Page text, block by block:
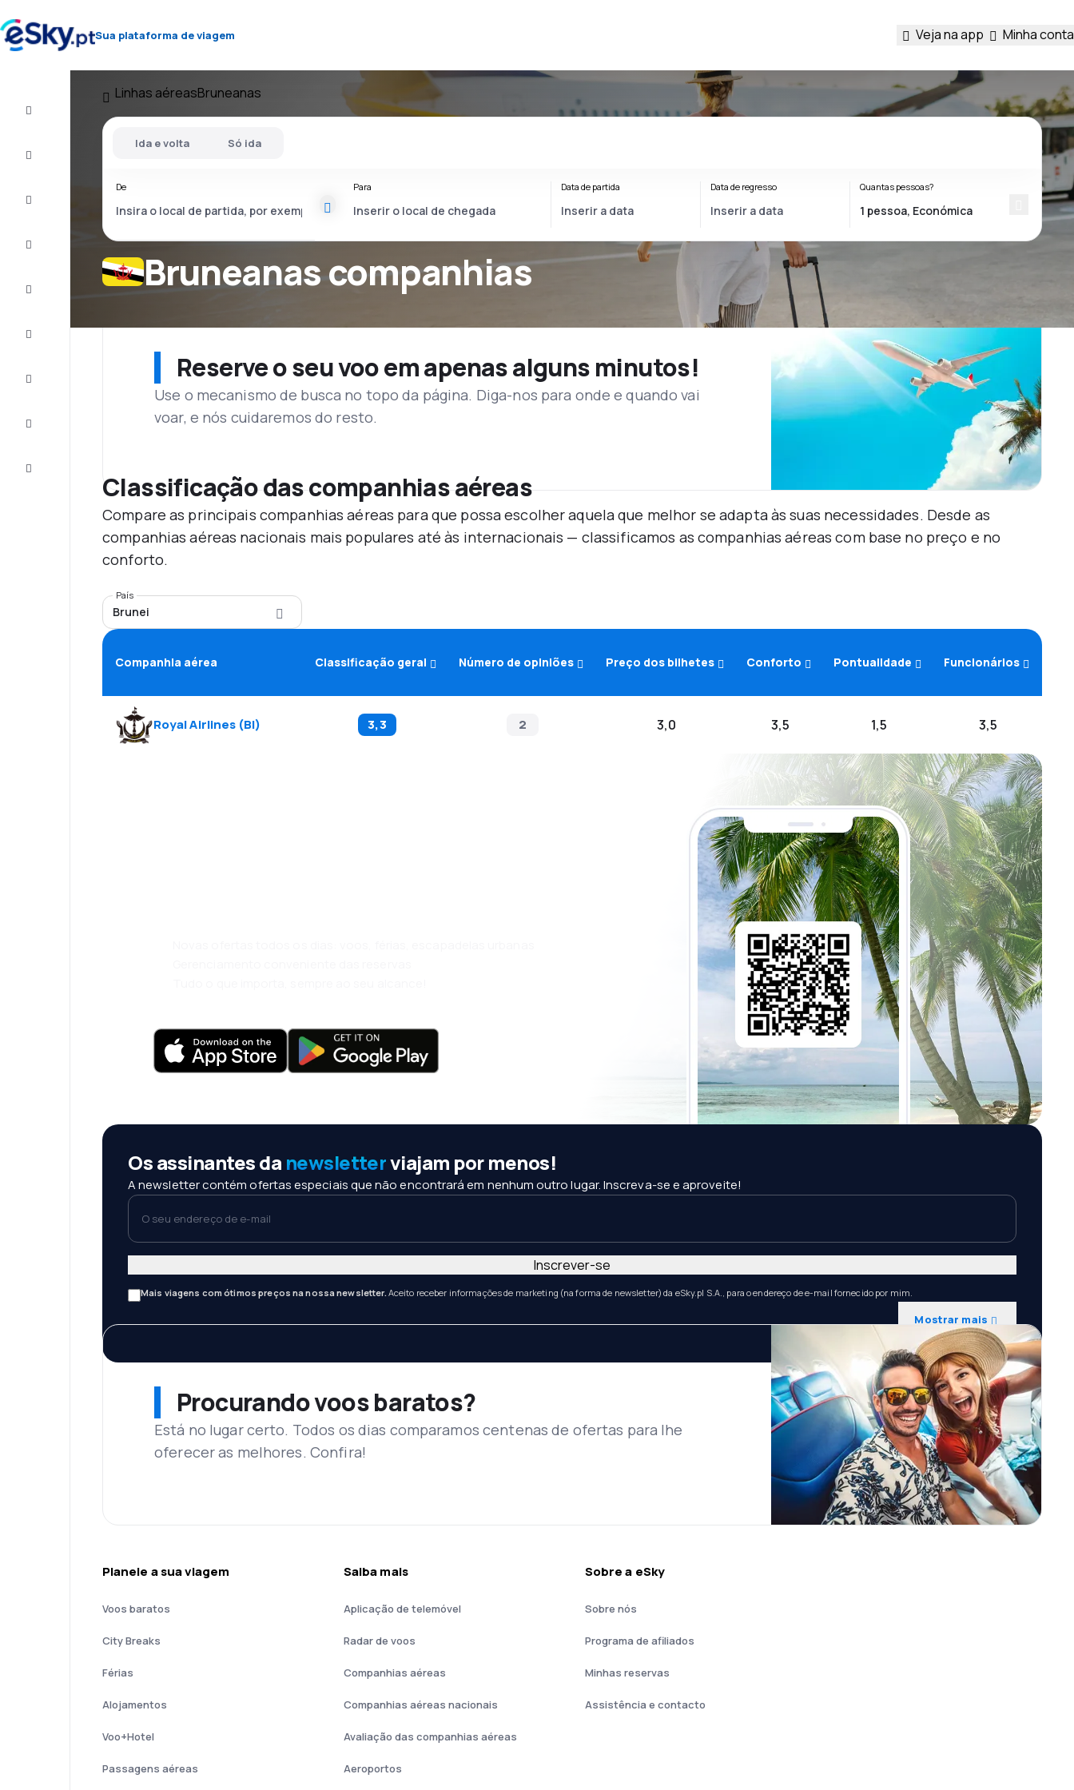
Sua plataforma de viagem Veja na app Minha conta
Linhas aéreasBruneanas
Bruneanas companhias
Ida e volta Só ida
De Para Data de partida Data de regresso Quantas pessoas?
Reserve o seu voo em apenas alguns minutos!
Use o mecanismo de busca no topo da página. Diga-nos para onde e quando vai
voar, e nós cuidaremos do resto.
Classificação das companhias aéreas
Compare as principais companhias aéreas para que possa escolher aquela que melhor se adapta às suas necessidades. Desde as
companhias aéreas nacionais mais populares até às internacionais — classificamos as companhias aéreas com base no preço e no
conforto.
País
Brunei
Companhia aérea Classificação geral Número de opiniões Preço dos bilhetes Conforto Pontualidade Funcionários
Royal Airlines (BI) 3,3 2 3,0 3,5 1,5 3,5
Os assinantes da newsletterviajam por menos!
A newsletter contém ofertas especiais que não encontrará em nenhum outro lugar. Inscreva-se e aproveite!
O seu endereço de e-mail
Mais viagens com ótimos preços na nossa newsletter. Aceito receber informações de marketing (na forma de newsletter) da eSky.pl S.A., para o endereço de e-mail fornecido por mim.
Mostrar mais
Inscrever-se
Procurando voos baratos?
Está no lugar certo. Todos os dias comparamos centenas de ofertas para lhe
oferecer as melhores. Confira!
Planeie a sua viagem
Voos baratos
City Breaks
Férias
Alojamentos
Voo+Hotel
Passagens aéreas
Saiba mais
Aplicação de telemóvel
Radar de voos
Companhias aéreas
Companhias aéreas nacionais
Avaliação das companhias aéreas
Aeroportos
Sobre a eSky
Sobre nós
Programa de afiliados
Minhas reservas
Assistência e contacto